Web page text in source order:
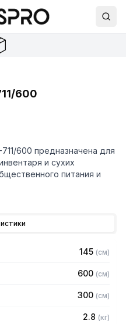
600
600 предназначена для
и сухих
питания и
крепления может быть,
Полка поставляется
145 (см)
600 (см)
300 (см)
2.8 (кг)